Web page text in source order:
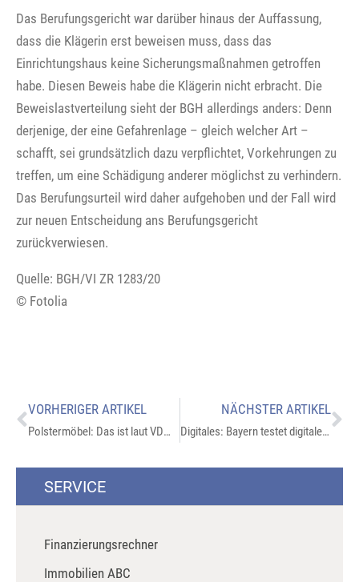
Das Berufungsgericht war darüber hinaus der Auffassung,
dass die Klägerin erst beweisen muss, dass das
Einrichtungshaus keine Sicherungsmaßnahmen getroffen
habe. Diesen Beweis habe die Klägerin nicht erbracht. Die
Beweislastverteilung sieht der BGH allerdings anders: Denn
derjenige, der eine Gefahrenlage – gleich welcher Art –
schafft, sei grundsätzlich dazu verpflichtet, Vorkehrungen zu
treffen, um eine Schädigung anderer möglichst zu verhindern.
Das Berufungsurteil wird daher aufgehoben und der Fall wird
zur neuen Entscheidung ans Berufungsgericht
zurückverwiesen.
Quelle: BGH/VI ZR 1283/20
© Fotolia
VORHERIGER ARTIKEL
Polstermöbel: Das ist laut VDM zurzeit in
NÄCHSTER ARTIKEL
Digitales: Bayern testet digitale Zwillinge
SERVICE
Finanzierungsrechner
Immobilien ABC